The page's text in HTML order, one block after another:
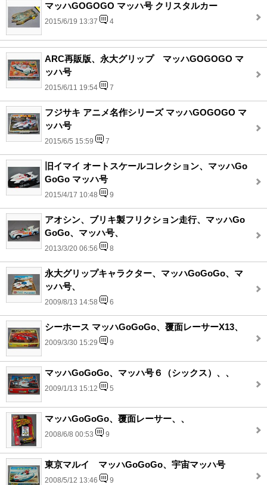
マッハGOGOGO マッハ号 クリスタルカー
2015/6/19 13:37 4
ARC再販版、永大グリップ マッハGOGOGO マ
ッハ号
2015/6/11 19:54 7
フジサキ アニメ名作シリーズ マッハGOGOGO マ
ッハ号
2015/6/5 15:59 7
旧イマイ オートスケールコレクション、マッハGo
GoGo マッハ号
2015/4/17 10:48 9
アオシン、ブリキ製フリクション走行、マッハGo
GoGo、マッハ号、
2013/3/20 06:56 8
永大グリップキャラクター、マッハGoGoGo、マ
ッハ号、
2009/8/13 14:58 6
シーホース マッハGoGoGo、覆面レーサーX13、
2009/3/30 15:29 9
マッハGoGoGo、マッハ号６（シックス）、、
2009/1/13 15:12 5
マッハGoGoGo、覆面レーサー、、
2008/6/8 00:53 9
東京マルイ マッハGoGoGo、宇宙マッハ号
2008/5/12 13:46 9